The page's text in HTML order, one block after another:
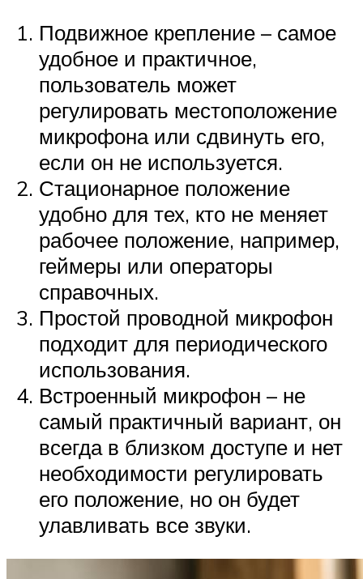
Подвижное крепление – самое
удобное и практичное,
пользователь может
регулировать местоположение
микрофона или сдвинуть его,
если он не используется.
Стационарное положение
удобно для тех, кто не меняет
рабочее положение, например,
геймеры или операторы
справочных.
Простой проводной микрофон
подходит для периодического
использования.
Встроенный микрофон – не
самый практичный вариант, он
всегда в близком доступе и нет
необходимости регулировать
его положение, но он будет
улавливать все звуки.